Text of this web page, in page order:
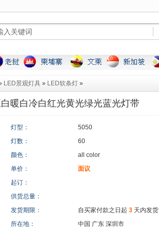
LED景观灯具 » LED软条灯 »
暖白冷白红光黄光绿光蓝光灯带
灯型：
5050
灯数：
60
颜色：
all color
单价：
面议
起订：
供货总量：
发货期限：
自买家付款之日起 3 天内发货
所在地：
中国 广东 深圳市